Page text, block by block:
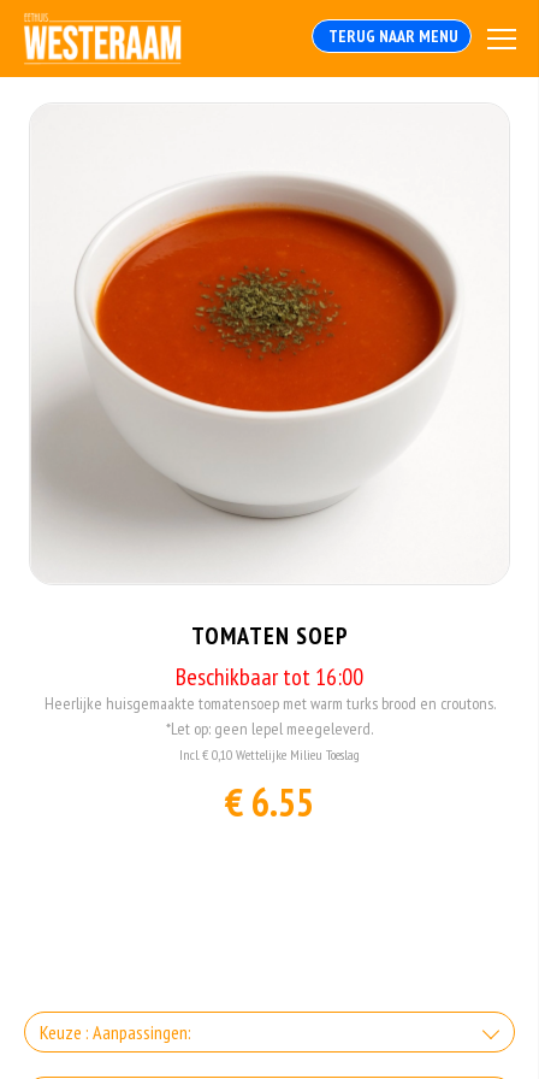
TERUG NAAR MENU
TOMATEN SOEP
Beschikbaar tot 16:00
Heerlijke huisgemaakte tomatensoep met warm turks brood en croutons.
*Let op: geen lepel meegeleverd.
Incl. € 0,10 Wettelijke Milieu Toeslag
€ 6.55
Keuze : Aanpassingen: